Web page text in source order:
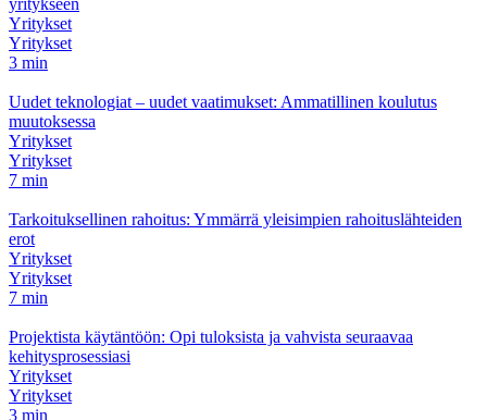
yritykseen
Yritykset
Yritykset
3 min
Uudet teknologiat – uudet vaatimukset: Ammatillinen koulutus
muutoksessa
Yritykset
Yritykset
7 min
Tarkoituksellinen rahoitus: Ymmärrä yleisimpien rahoituslähteiden
erot
Yritykset
Yritykset
7 min
Projektista käytäntöön: Opi tuloksista ja vahvista seuraavaa
kehitysprosessiasi
Yritykset
Yritykset
3 min